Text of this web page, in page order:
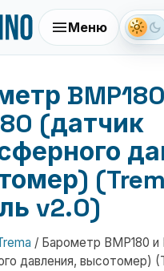
menuМеню light_mode dark_mode
(датчик
v2.0)
/ Барометр BMP180
давления, высотомер)